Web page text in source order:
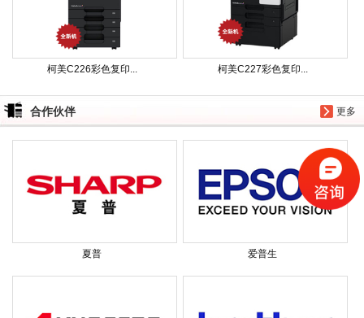
柯美C226彩色复印... 柯美C227彩色复印...
更多
合作伙伴
夏普 爱普生